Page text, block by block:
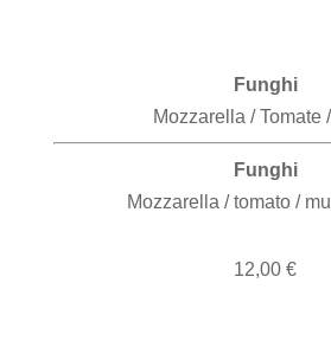
Funghi
Mozzarella / Tomate
Funghi
Mozzarella / tomato /
12,00 €